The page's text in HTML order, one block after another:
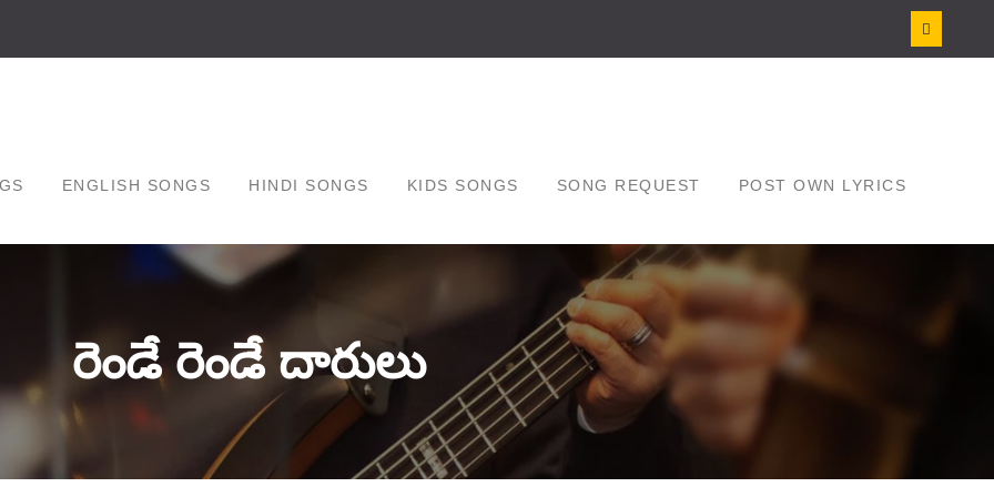
ENGLISH SONGS HINDI SONGS KIDS SONGS SONG REQUEST POST OWN LYRICS
రెండే రెండే దారులు